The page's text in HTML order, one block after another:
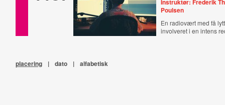
Instruktør: Frederik
Poulsen
En radiovært med få
involveret i en intens
placering | dato | alfabetisk